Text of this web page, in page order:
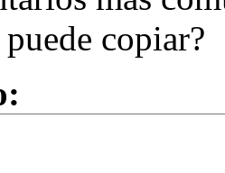
copiar?